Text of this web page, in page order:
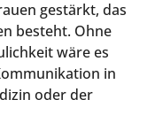
gestärkt, das
besteht. Ohne
wäre es
in
oder der